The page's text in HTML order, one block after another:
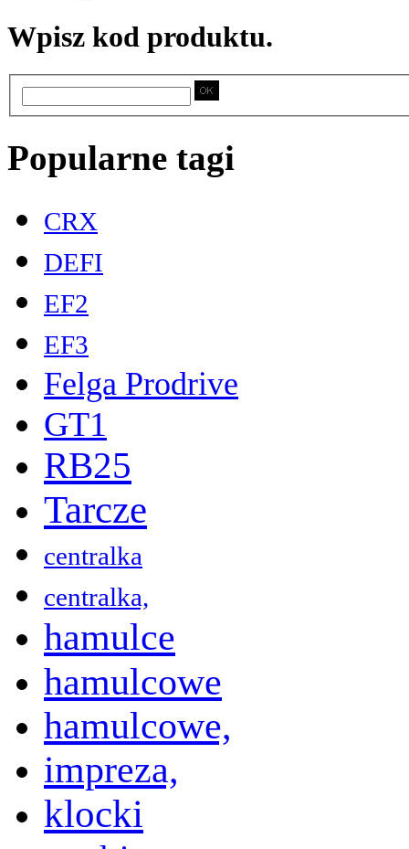
Wpisz kod produktu.
Popularne tagi
CRX
DEFI
EF2
EF3
Felga Prodrive
GT1
RB25
Tarcze
centralka
centralka,
hamulce
hamulcowe
hamulcowe,
impreza,
klocki